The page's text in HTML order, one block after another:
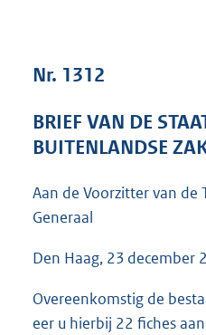
Nr. 1312
BRIEF VAN DE
BUITENLANDSE
Aan de Voorzitter van de
Generaal
Den Haag, 23 december
Overeenkomstig de
eer u hierbij 22 fiches